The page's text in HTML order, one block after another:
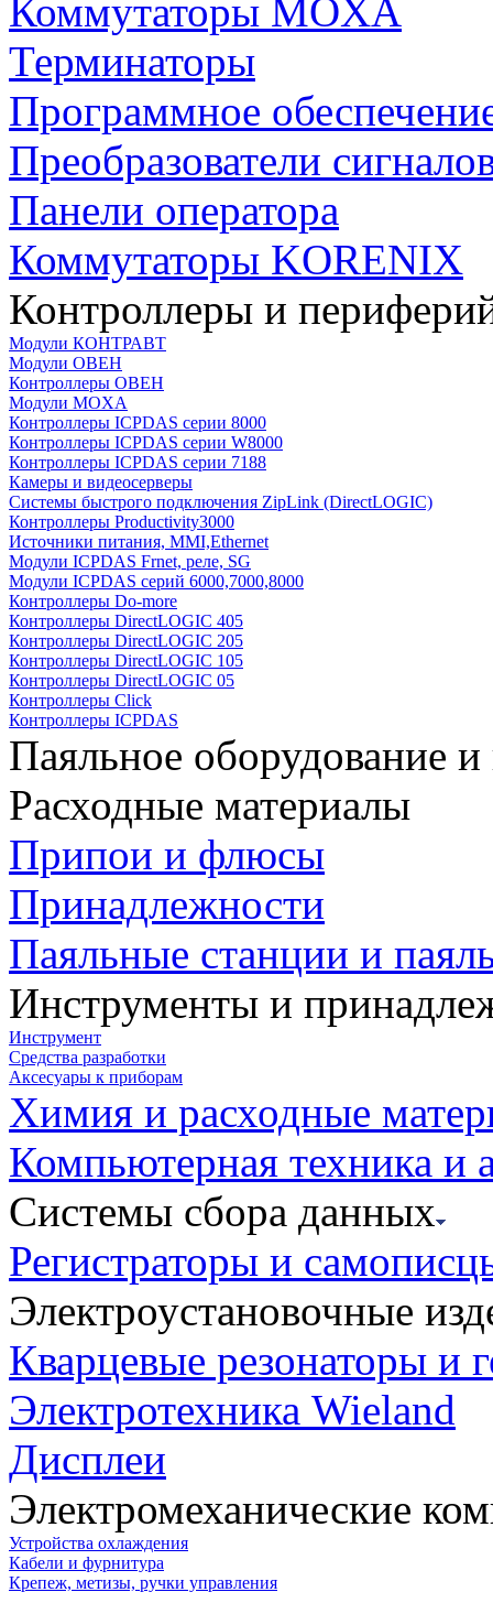
Коммутаторы MOXA
Терминаторы
Программное
Преобразователи
Панели оператора
Коммутаторы KORENIX
Контроллеры и
Модули КОНТРАВТ
Модули ОВЕН
Контроллеры ОВЕН
Модули MOXA
Контроллеры ICPDAS серии 8000
Контроллеры ICPDAS серии W8000
Контроллеры ICPDAS серии 7188
Камеры и видеосерверы
Системы быстрого подключения ZipLink (DirectLOGIC)
Контроллеры Productivity3000
Источники питания, MMI,Ethernet
Модули ICPDAS Frnet, реле, SG
Модули ICPDAS серий 6000,7000,8000
Контроллеры Do-more
Контроллеры DirectLOGIC 405
Контроллеры DirectLOGIC 205
Контроллеры DirectLOGIC 105
Контроллеры DirectLOGIC 05
Контроллеры Click
Контроллеры ICPDAS
Паяльное оборудование
Расходные материалы
Припои и флюсы
Принадлежности
Паяльные станции и
Инструменты и
Инструмент
Средства разработки
Аксесуары к приборам
Химия и расходные
Компьютерная техника и
Системы сбора данных
Регистраторы и
Электроустановочные
Кварцевые резонаторы и
Электротехника Wieland
Дисплеи
Электромеханические
Устройства охлаждения
Кабели и фурнитура
Крепеж, метизы, ручки управления